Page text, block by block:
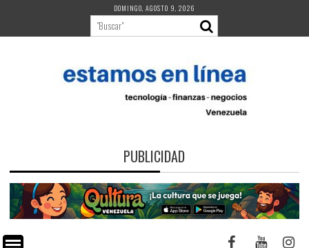
contenido
DOMINGO, AGOSTO 9, 2026
PUBLICIDAD